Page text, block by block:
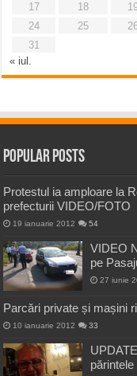
17
18
24
25
31
« iul.
Popular Posts
Protestul ia amploare la
prefecturii VIDEO/FOTO
19 ianuarie 2012 54
VIDEO
pe
27 iunie
Parcări private și mașini
10 ianuarie 2012 33